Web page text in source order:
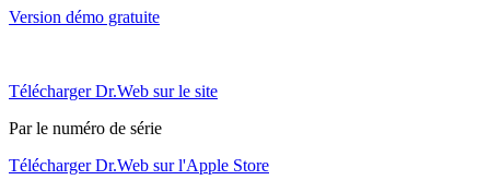
Version démo gratuite
Télécharger Dr.Web sur le site
Par le numéro de série
Télécharger Dr.Web sur l'Apple Store